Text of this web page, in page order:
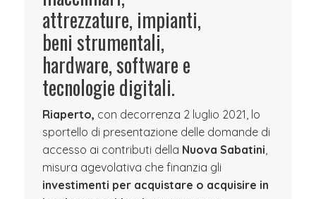
attrezzature, impianti,
beni strumentali,
hardware, software e
tecnologie digitali.
Riaperto, con decorrenza 2 luglio 2021, lo
sportello di presentazione delle domande di
accesso ai contributi della Nuova Sabatini,
misura agevolativa che finanzia gli
investimenti per acquistare o acquisire in